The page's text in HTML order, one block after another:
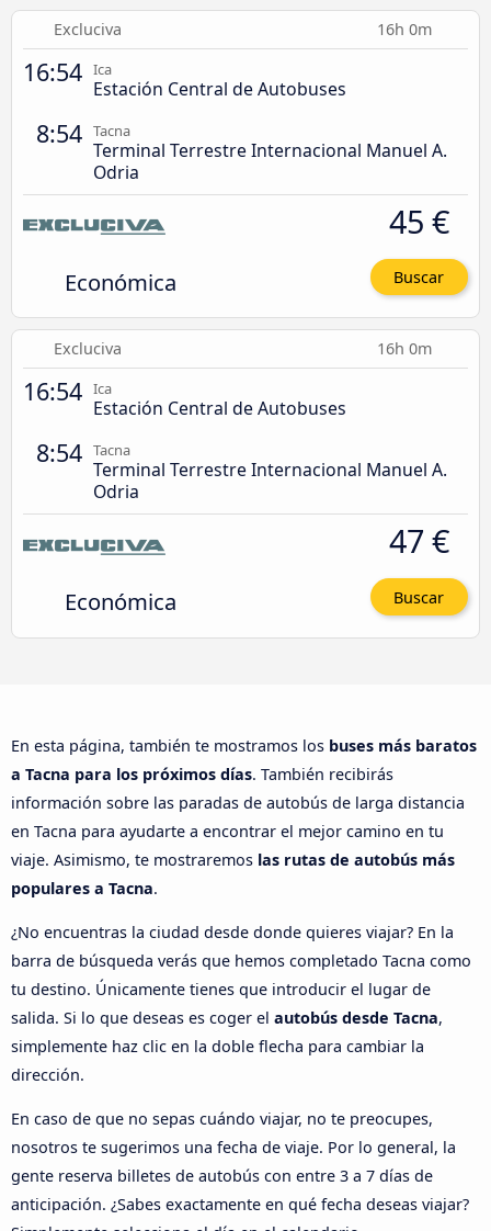
Excluciva 16h 0m
16:54 Ica
Estación Central de Autobuses
8:54 Tacna
Terminal Terrestre Internacional Manuel A.
Odria
Económica
45 €
Buscar
Excluciva 16h 0m
16:54 Ica
Estación Central de Autobuses
8:54 Tacna
Terminal Terrestre Internacional Manuel A.
Odria
Económica
47 €
Buscar
En esta página, también te mostramos los buses más baratos
a Tacna para los próximos días. También recibirás
información sobre las paradas de autobús de larga distancia
en Tacna para ayudarte a encontrar el mejor camino en tu
viaje. Asimismo, te mostraremos las rutas de autobús más
populares a Tacna.
¿No encuentras la ciudad desde donde quieres viajar? En la
barra de búsqueda verás que hemos completado Tacna como
tu destino. Únicamente tienes que introducir el lugar de
salida. Si lo que deseas es coger el autobús desde Tacna,
simplemente haz clic en la doble flecha para cambiar la
dirección.
En caso de que no sepas cuándo viajar, no te preocupes,
nosotros te sugerimos una fecha de viaje. Por lo general, la
gente reserva billetes de autobús con entre 3 a 7 días de
anticipación. ¿Sabes exactamente en qué fecha deseas viajar?